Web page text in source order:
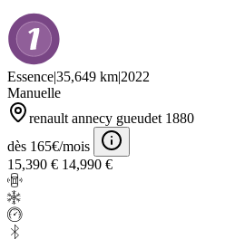
Essence|35,649 km|2022
Manuelle
renault annecy gueudet 1880
dès 165€/mois
15,390 € 14,990 €